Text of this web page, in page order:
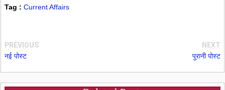
Tag : Current Affairs
PREVIOUS
नई पोस्ट
NEXT
पुरानी पोस्ट